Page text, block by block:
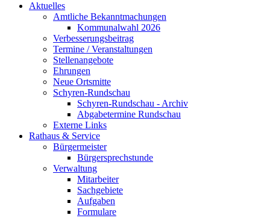
Aktuelles
Amtliche Bekanntmachungen
Kommunalwahl 2026
Verbesserungsbeitrag
Termine / Veranstaltungen
Stellenangebote
Ehrungen
Neue Ortsmitte
Schyren-Rundschau
Schyren-Rundschau - Archiv
Abgabetermine Rundschau
Externe Links
Rathaus & Service
Bürgermeister
Bürgersprechstunde
Verwaltung
Mitarbeiter
Sachgebiete
Aufgaben
Formulare